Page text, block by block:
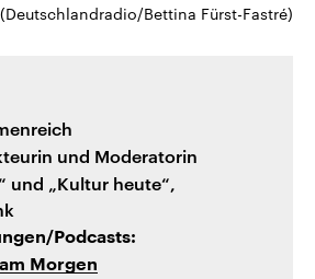
Bettina Fürst-Fastré)
und Moderatorin
und „Kultur heute“,
Podcasts:
Morgen